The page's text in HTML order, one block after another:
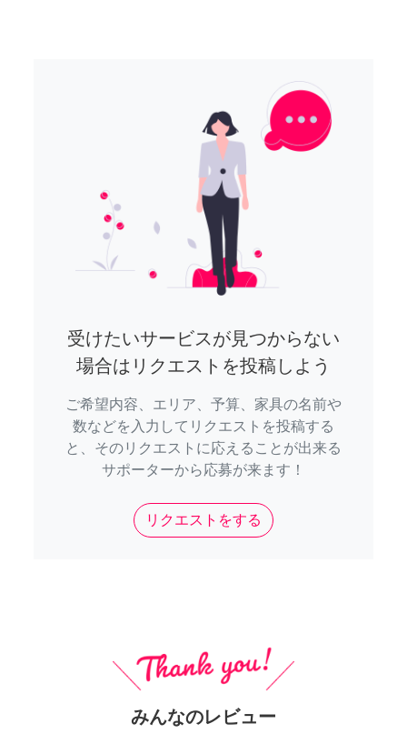
受けたいサービスが見つからない
場合はリクエストを投稿しよう
ご希望内容、エリア、予算、家具の名前や
数などを入力してリクエストを投稿する
と、そのリクエストに応えることが出来る
サポーターから応募が来ます！
リクエストをする
みんなのレビュー